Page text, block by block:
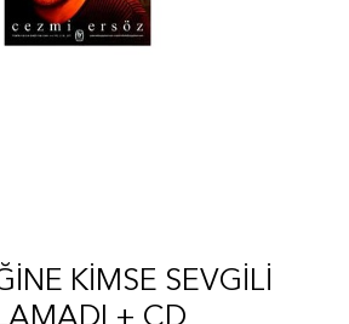
KIMSE SEVGILI